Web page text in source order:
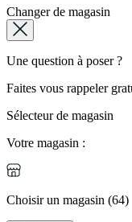
Changer de magasin
Une question à poser ?
Faites vous rappeler
Sélecteur de magasin
Votre magasin :
Choisir un magasin (64)